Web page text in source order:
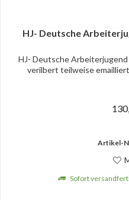
HJ- Deutsche
HJ- Deutsche
verilbert teilweise
Artikel-
Sofort